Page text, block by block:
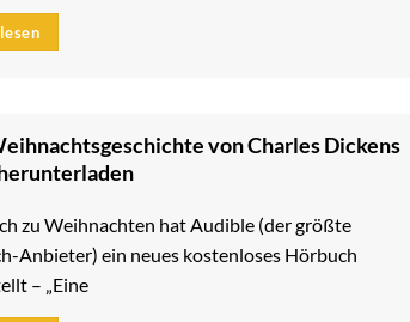
von Charles Dickens
zu Weihnachten hat Audible (der größte
Anbieter) ein neues kostenloses Hörbuch
– „Eine